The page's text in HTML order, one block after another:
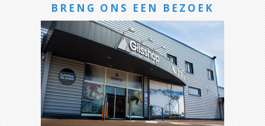
BRENG ONS EEN BEZOEK